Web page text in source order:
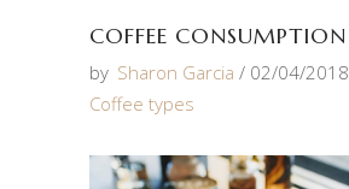
COFFEE CONSUMPTION
by Sharon Garcia
02/04/2018
Coffee types